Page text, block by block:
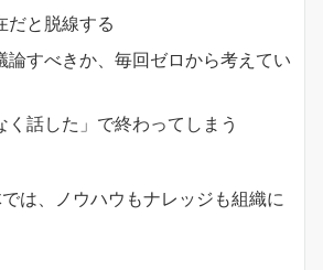
だと脱線する
論すべきか、毎回ゼロから考えてい
く話した」で終わってしまう
は、ノウハウもナレッジも組織に